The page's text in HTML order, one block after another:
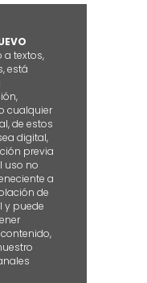
textos,
está
cualquier
de estos
digital,
previa
uso no
a
de
y puede